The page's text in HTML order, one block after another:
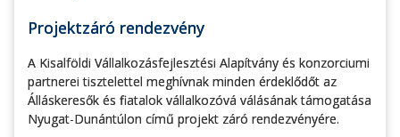
Projektzáró rendezvény
A Kisalföldi Vállalkozásfejlesztési Alapítvány és konzorciumi
partnerei tisztelettel meghívnak minden érdeklődőt az
Álláskeresők és fiatalok vállalkozóvá válásának támogatása
Nyugat-Dunántúlon című projekt záró rendezvényére.